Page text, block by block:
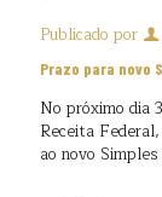
Publicado por
Prazo para novo
No próximo dia
Receita
ao novo